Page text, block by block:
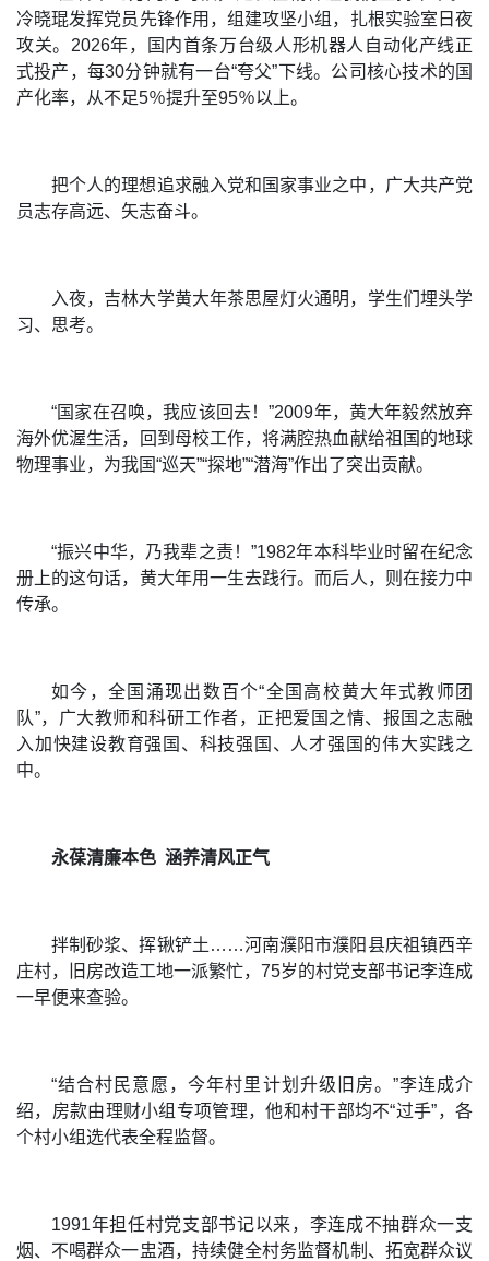
冷晓琨发挥党员先锋作用，组建攻坚小组，扎根实验室日夜
攻关。2026年，国内首条万台级人形机器人自动化产线正
式投产，每30分钟就有一台“夸父”下线。公司核心技术的国
产化率，从不足5％提升至95％以上。
把个人的理想追求融入党和国家事业之中，广大共产党
员志存高远、矢志奋斗。
入夜，吉林大学黄大年茶思屋灯火通明，学生们埋头学
习、思考。
“国家在召唤，我应该回去！”2009年，黄大年毅然放弃
海外优渥生活，回到母校工作，将满腔热血献给祖国的地球
物理事业，为我国“巡天”“探地”“潜海”作出了突出贡献。
“振兴中华，乃我辈之责！”1982年本科毕业时留在纪念
册上的这句话，黄大年用一生去践行。而后人，则在接力中
传承。
如今，全国涌现出数百个“全国高校黄大年式教师团
队”，广大教师和科研工作者，正把爱国之情、报国之志融
入加快建设教育强国、科技强国、人才强国的伟大实践之
中。
永葆清廉本色 涵养清风正气
拌制砂浆、挥锹铲土……河南濮阳市濮阳县庆祖镇西辛
庄村，旧房改造工地一派繁忙，75岁的村党支部书记李连成
一早便来查验。
“结合村民意愿，今年村里计划升级旧房。”李连成介
绍，房款由理财小组专项管理，他和村干部均不“过手”，各
个村小组选代表全程监督。
1991年担任村党支部书记以来，李连成不抽群众一支
烟、不喝群众一盅酒，持续健全村务监督机制、拓宽群众议